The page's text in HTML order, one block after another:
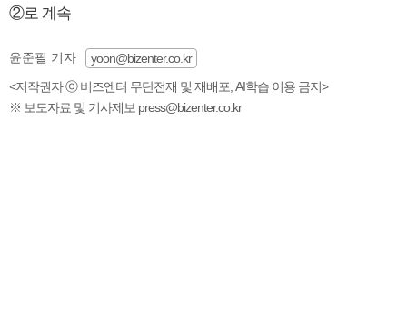
②로 계속
윤준필 기자
yoon@bizenter.co.kr
<저작권자 ⓒ 비즈엔터 무단전재 및 재배포, AI학습 이용 금지>
※ 보도자료 및 기사제보 press@bizenter.co.kr